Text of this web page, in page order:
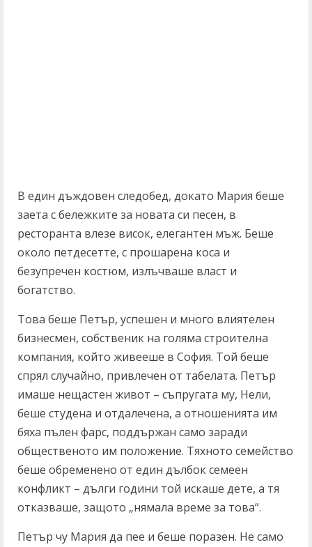
В един дъждовен следобед, докато Мария беше
заета с бележките за новата си песен, в
ресторанта влезе висок, елегантен мъж. Беше
около петдесетте, с прошарена коса и
безупречен костюм, излъчваше власт и
богатство.
Това беше Петър, успешен и много влиятелен
бизнесмен, собственик на голяма строителна
компания, който живееше в София. Той беше
спрял случайно, привлечен от табелата. Петър
имаше нещастен живот – съпругата му, Нели,
беше студена и отдалечена, а отношенията им
бяха пълен фарс, поддържан само заради
общественото им положение. Тяхното семейство
беше обремененo от един дълбок семеен
конфликт – дълги години той искаше дете, а тя
отказваше, защото „нямала време за това“.
Петър чу Мария да пее и беше поразен. Не само